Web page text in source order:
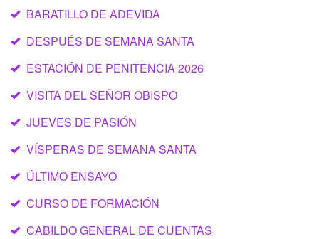
BARATILLO DE ADEVIDA
DESPUÉS DE SEMANA SANTA
ESTACIÓN DE PENITENCIA 2026
VISITA DEL SEÑOR OBISPO
JUEVES DE PASIÓN
VÍSPERAS DE SEMANA SANTA
ÚLTIMO ENSAYO
CURSO DE FORMACIÓN
CABILDO GENERAL DE CUENTAS